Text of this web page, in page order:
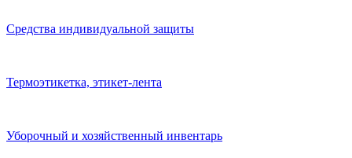
Средства индивидуальной защиты
Термоэтикетка, этикет-лента
Уборочный и хозяйственный инвентарь